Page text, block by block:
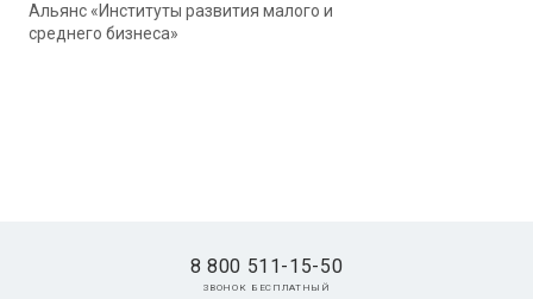
Альянс «Институты развития малого и
среднего бизнеса»
8 800 511-15-50
звонок бесплатный